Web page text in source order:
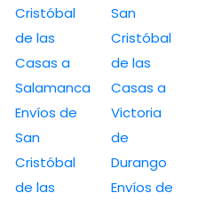
Cristóbal
de las
Casas a
Salamanca
Envíos de
San
Cristóbal
de las
San
Cristóbal
de las
Casas a
Victoria
de
Durango
Envíos de